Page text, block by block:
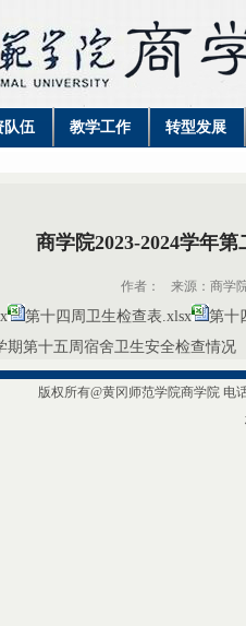
队伍 教学工作 转型发展
商学院2023-2024学年
作者： 来源：商学
第十四周卫生检查表.xlsx
第十
期第十五周宿舍卫生安全检查情况
版权所有@黄冈师范学院商学院 电